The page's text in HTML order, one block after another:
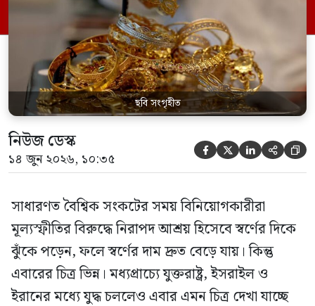
ছিল ৫ হাজার ৩০৩ ডলার। গত শুক্রবার […]
ছবি সংগৃহীত
নিউজ ডেস্ক
১৪ জুন ২০২৬, ১০:৩৫     
সাধারণত বৈশ্বিক সংকটের সময় বিনিয়োগকারীরা
মূল্যস্ফীতির বিরুদ্ধে নিরাপদ আশ্রয় হিসেবে স্বর্ণের দিকে
ঝুঁকে পড়েন, ফলে স্বর্ণের দাম দ্রুত বেড়ে যায়। কিন্তু
এবারের চিত্র ভিন্ন। মধ্যপ্রাচ্যে যুক্তরাষ্ট্র, ইসরাইল ও
ইরানের মধ্যে যুদ্ধ চললেও এবার এমন চিত্র দেখা যাচ্ছে